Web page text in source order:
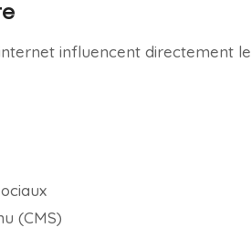
influencent directement
(CMS)